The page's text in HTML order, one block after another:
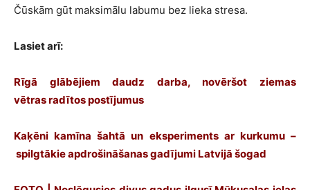
Čūskām gūt maksimālu labumu bez lieka stresa.
Lasiet arī:
Rīgā glābējiem daudz darba, novēršot ziemas
vētras radītos postījumus
Kaķēni kamīna šahtā un eksperiments ar kurkumu –
spilgtākie apdrošināšanas gadījumi Latvijā šogad